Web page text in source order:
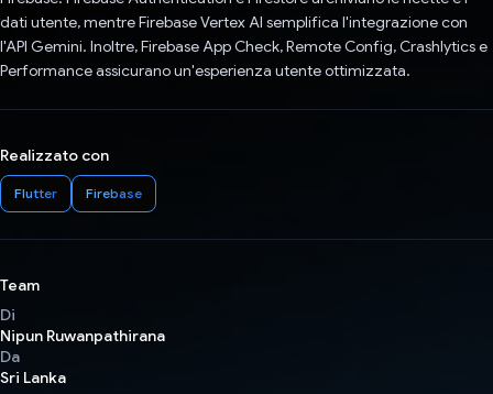
dati utente, mentre Firebase Vertex AI semplifica l'integrazione con
l'API Gemini. Inoltre, Firebase App Check, Remote Config, Crashlytics e
Performance assicurano un'esperienza utente ottimizzata.
Realizzato con
Flutter Firebase
Team
Di
Nipun Ruwanpathirana
Da
Sri Lanka